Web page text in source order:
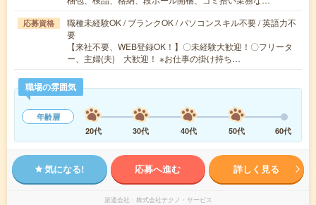
応募資格
職種未経験OK / ブランクOK / パソコンスキル不要 / 英語力不
要
【来社不要、WEB登録OK！】〇未経験大歓迎！〇フリータ
ー、主婦(夫) 大歓迎！ ※お仕事の掛け持ち…
職場の雰囲気
年齢層
20代
30代 40代 50代 60代
気になる! 応募へ進む 詳しく見る
派遣会社 株式会社テクノ・サービス